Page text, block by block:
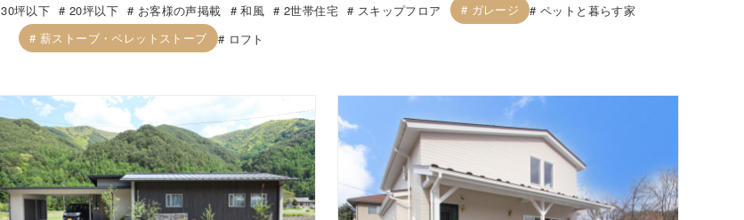
30坪以下 20坪以下 お客様の声掲載 和風 2世帯住宅 スキップフロア ガレージ
ペットと暮らす家
薪ストーブ・ペレットストーブ
ロフト